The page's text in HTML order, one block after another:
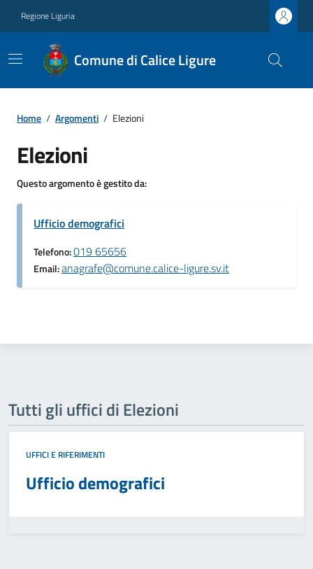
Regione Liguria
Comune di Calice Ligure
Home / Argomenti / Elezioni
Elezioni
Questo argomento è gestito da:
Ufficio demografici
Telefono:019 65656
Email:anagrafe@comune.calice-ligure.sv.it
Tutti gli uffici di Elezioni
UFFICI E RIFERIMENTI
Ufficio demografici